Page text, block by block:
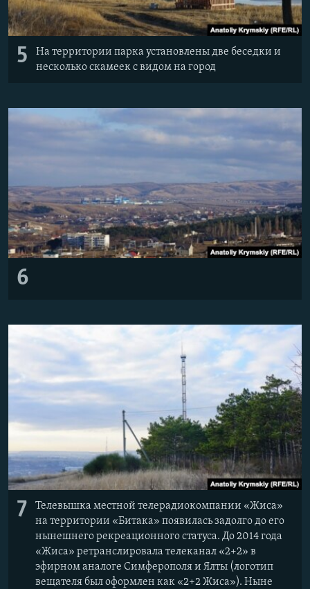
5
На территории парка установлены две беседки и
несколько скамеек с видом на город
6
7
Телевышка местной телерадиокомпании «Жиса»
на территории «Битака» появилась задолго до его
нынешнего рекреационного статуса. До 2014 года
«Жиса» ретранслировала телеканал «2+2» в
эфирном аналоге Симферополя и Ялты (логотип
вещателя был оформлен как «2+2 Жиса»). Ныне